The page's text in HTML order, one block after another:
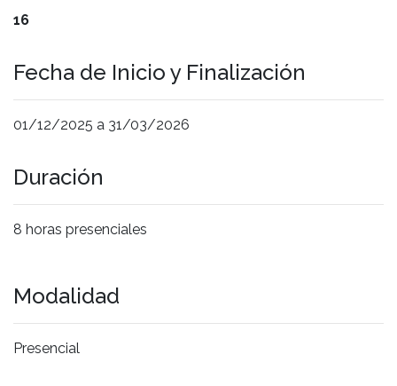
16
Fecha de Inicio y Finalización
01/12/2025 a 31/03/2026
Duración
8 horas presenciales
Modalidad
Presencial